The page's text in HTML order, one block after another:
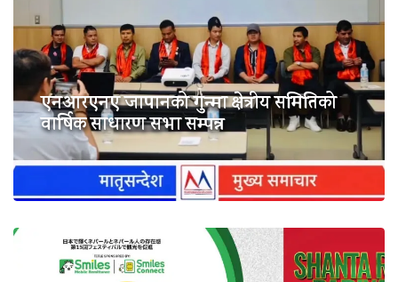
एनआरएनए जापानको गुन्मा क्षेत्रीय समितिको
वार्षिक साधारण सभा सम्पन्न